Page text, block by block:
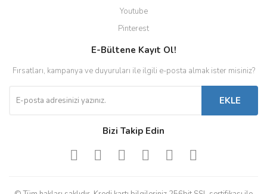
Youtube
Pinterest
E-Bültene Kayıt Ol!
Fırsatları, kampanya ve duyuruları ile ilgili e-posta almak ister misiniz?
EKLE
Bizi Takip Edin